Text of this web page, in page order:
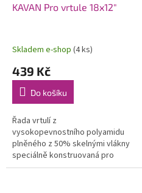
KAVAN Pro vrtule 18x12"
Skladem e-shop (4 ks)
439 Kč
Do košíku
Řada vrtulí z
vysokopevnostního polyamidu
plněného z 50% skelnými vlákny
speciálně konstruovaná pro
modely se spalovacími motory.